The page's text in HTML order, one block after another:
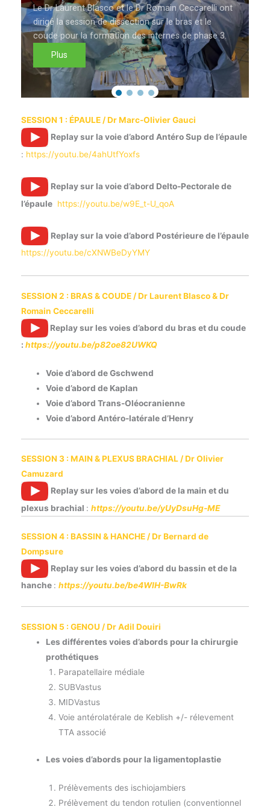
Le Dr Laurent Blasco et le Dr Romain Ceccarelli ont
dirigé la session de dissection sur le bras et le
coude pour la formation des internes de phase 3.
Plus
SESSION 1 : ÉPAULE /Dr Marc-Olivier Gauci
Replay sur la voie d’abord Antéro Sup de l’épaule
: https://youtu.be/4ahUtfYoxfs
Replay sur la voie d’abord Delto-Pectorale de
l’épaule https://youtu.be/w9E_t-U_qoA
Replay sur la voied’abord Postérieure de l’épaule
https://youtu.be/cXNWBeDyYMY
SESSION2 : BRAS & COUDE / Dr Laurent Blasco &Dr
Romain Ceccarelli
Replay sur les voies d’abord du bras et du coude
: https://youtu.be/p82oe82UWKQ
Voie d’abord de Gschwend
Voie d’abord de Kaplan
Voie d’abord Trans-Oléocranienne
Voie d’abord Antéro-latérale d’Henry
SESSION 3 : MAIN & PLEXUS BRACHIAL /Dr Olivier
Camuzard
Replay sur les voies d’abord de la main et du
plexus brachial : https://youtu.be/yUyDsuHg-ME
SESSION 4 : BASSIN & HANCHE /Dr Bernard de
Dompsure
Replay sur les voies d’abord du bassin et de la
hanche : https://youtu.be/be4WIH-BwRk
SESSION 5 : GENOU / Dr Adil Douiri
Les différentes voies d’abords pour la chirurgie
prothétiques
Parapatellaire médiale
SUBVastus
MIDVastus
Voie antérolatérale de Keblish +/- rélevement
TTA associé
Les voies d’abords pour la ligamentoplastie
Prélèvements des ischiojambiers
Prélèvement du tendon rotulien (conventionnel